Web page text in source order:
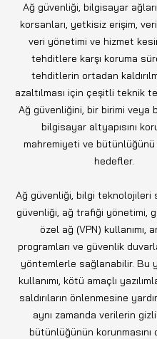
Ağ güvenliği, bilgisayar
korsanları, yetkisiz erişim,
veri yönetimi ve hizmet
tehditlere karşı koruma
tehditlerin ortadan
azaltılması için çeşitli teknik
Ağ güvenliğini, bir birimi veya
bilgisayar altyapısını
mahremiyeti ve bütünlüğünü
hedefler.
Ağ güvenliği, bilgi teknolojileri
güvenliği, ağ trafiği yönetimi,
özel ağ (VPN) kullanımı,
programları ve güvenlik
yöntemlerle sağlanabilir. Bu
kullanımı, kötü amaçlı
saldırıların önlenmesine
aynı zamanda verilerin
bütünlüğünün korunmasını